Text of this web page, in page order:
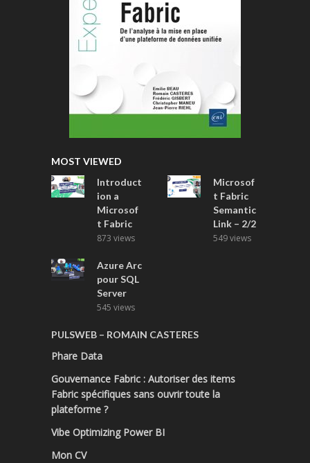
MOST VIEWED
Introduct
ion a
Microsof
t Fabric
873 views
Microsof
t Fabric
Semantic
Link – 2/2
549 views
Azure Arc
pour SQL
Server
545 views
PULSWEB – ROMAIN CASTERES
Phare Data
Gouvernance Fabric : Autoriser des items
Fabric spécifiques sans ouvrir toute la
plateforme ?
Vibe Optimizing Power BI
Mon CV